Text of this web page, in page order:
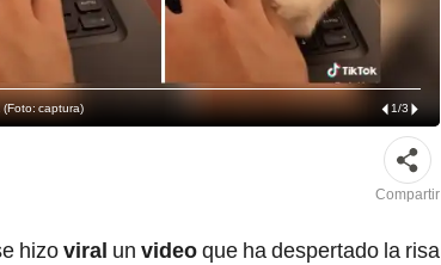
(Foto: captura) 1/3
Compartir
hizoviral un videoque ha despertado la risa